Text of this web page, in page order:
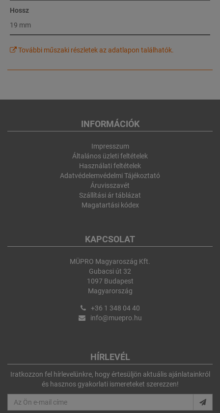
Hossz
19 mm
További műszaki részletek az adatlapon találhatók.
INFORMÁCIÓK
Impresszum
Általános üzleti feltételek
Használati feltételek
Adatvédelemvédelmi Tájékoztató
Áruvisszavét
Szállítási ár táblázat
Magatartási kódex
KAPCSOLAT
MÜPRO Magyaroszág Kft.
Gubacsi út 32
1097 Budapest
Magyarország
+36 1 348 04 40
info@muepro.hu
HÍRLEVÉL
Iratkozzon fel hírlevelünkre, hogy értesüljön aktuális ajánlatainkról
és hasznos gyakorlati ismereteket szerezzen!